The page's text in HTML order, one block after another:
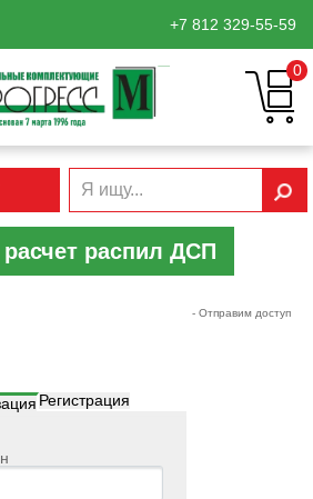
+7 812 329-55-59
0
распил ДСП
Регистрация
- Отправим доступ